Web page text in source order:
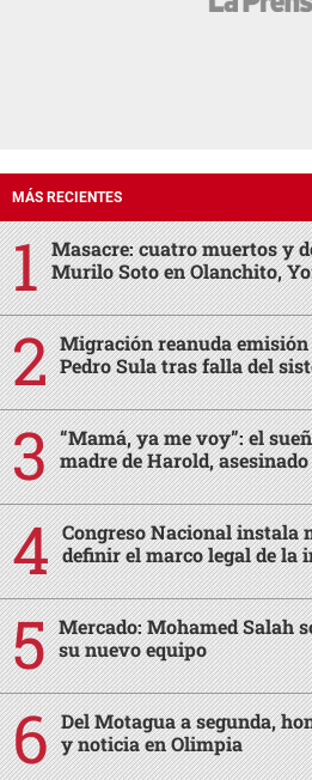
MÁS RECIENTES
Masacre: cuatro muertos y
Murilo Soto en Olanchito,
Migración reanuda emisión
Pedro Sula tras falla del
“Mamá, ya me voy”: el
madre de Harold,
Congreso Nacional instala
definir el marco legal de la
Mercado: Mohamed Salah
su nuevo equipo
Del Motagua a segunda,
y noticia en Olimpia